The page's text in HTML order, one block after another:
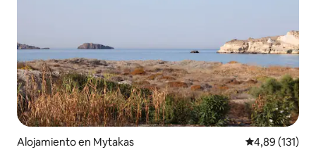
Alojamiento en Mytakas Calificación
4,89 (131)